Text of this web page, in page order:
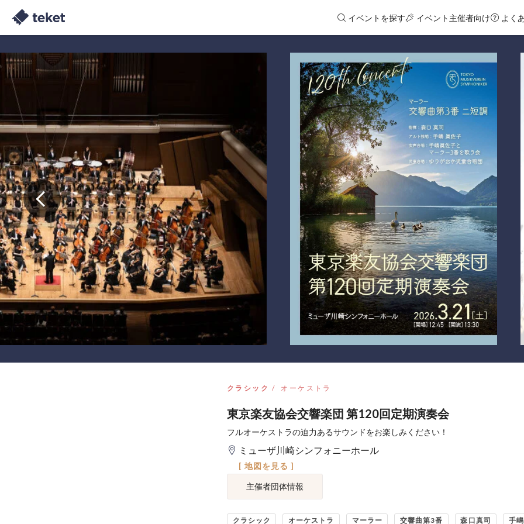
イベントを探す イベント主催者向け よく
クラシック オーケストラ
東京楽友協会交響楽団 第120回定期演奏会
フルオーケストラの迫力あるサウンドをお楽しみください！
ミューザ川崎シンフォニーホール
[ 地図を見る ]
主催者団体情報
クラシック オーケストラ マーラー 交響曲第3番 森口真司 手